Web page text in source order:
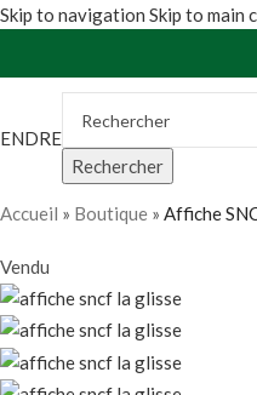
Skip to navigation Skip to main
Rechercher
Accueil » Boutique » Affiche
Vendu